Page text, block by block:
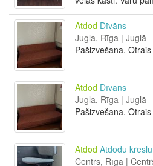
Atdod Dīvāns
Jugla, Rīga | Juglā
Pašizvešana.
Atdod Dīvāns
Jugla, Rīga | Juglā
Pašizvešana.
Atdod Atdodu krēslu
Centrs, Rīga |